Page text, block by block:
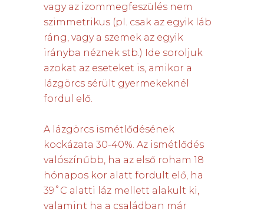
vagy az izommegfeszülés nem
szimmetrikus (pl. csak az egyik láb
ráng, vagy a szemek az egyik
irányba néznek stb.) Ide soroljuk
azokat az eseteket is, amikor a
lázgörcs sérült gyermekeknél
fordul elő.
A lázgörcs ismétlődésének
kockázata 30-40%. Az ismétlődés
valószínűbb, ha az első roham 18
hónapos kor alatt fordult elő, ha
39˚C alatti láz mellett alakult ki,
valamint ha a családban már